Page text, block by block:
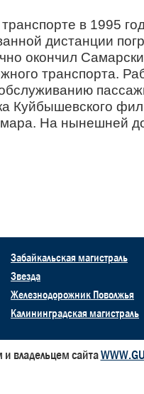
в 1995
дистанции
окончил
транспорта.
Куйбышевского
На нынешней
Забайкальская магистраль
Звезда
Железнодорожник Поволжья
Калининградская магистраль
владельцем сайта